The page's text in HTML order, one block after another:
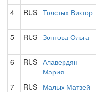
4 RUS Толстых Виктор
5 RUS Зонтова Ольга
6 RUS Алавердян
Мария
7 RUS Малых Матвей